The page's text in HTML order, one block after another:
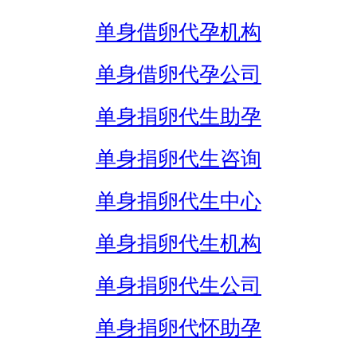
单身借卵代孕机构
单身借卵代孕公司
单身捐卵代生助孕
单身捐卵代生咨询
单身捐卵代生中心
单身捐卵代生机构
单身捐卵代生公司
单身捐卵代怀助孕